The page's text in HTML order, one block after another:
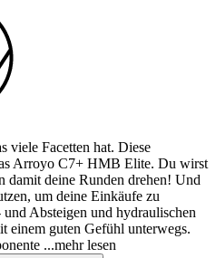
viele Facetten hat. Diese
Arroyo C7+ HMB Elite. Du wirst
damit deine Runden drehen! Und
um deine Einkäufe zu
Absteigen und hydraulischen
einem guten Gefühl unterwegs.
...mehr lesen